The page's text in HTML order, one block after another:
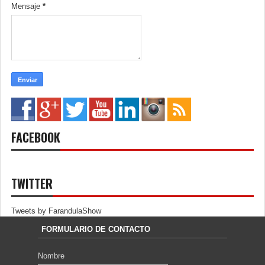
Mensaje *
FACEBOOK
TWITTER
Tweets by FarandulaShow
FORMULARIO DE CONTACTO
Nombre